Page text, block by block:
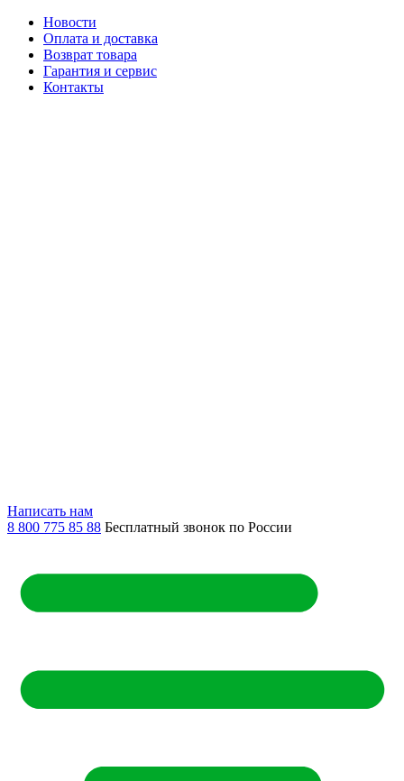
Новости
Оплата и доставка
Возврат товара
Гарантия и сервис
Контакты
Написать нам
8 800 775 85 88 Бесплатный звонок по России